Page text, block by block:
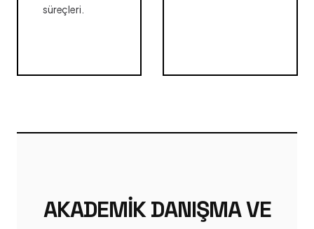
süreçleri.
AKADEMIK DANIŞMA VE